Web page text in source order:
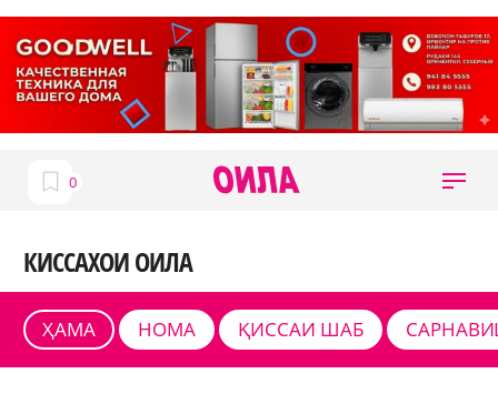
КИССАХОИ ОИЛА
ҲАМА НОМА ҚИССАИ ШАБ